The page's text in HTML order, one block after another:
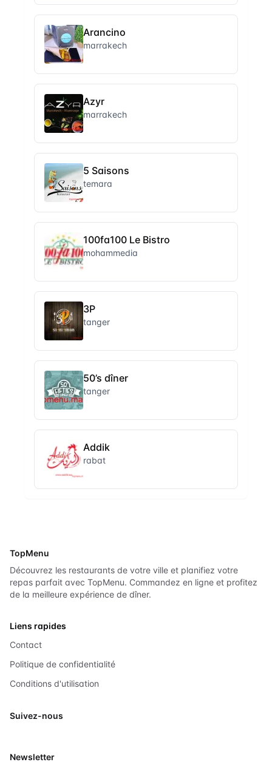
Arancino
marrakech
Azyr
marrakech
5 Saisons
temara
100fa100 Le Bistro
mohammedia
3P
tanger
50’s dîner
tanger
Addik
rabat
TopMenu
Découvrez les restaurants de votre ville et planifiez votre
repas parfait avec TopMenu. Commandez en ligne et profitez
de la meilleure expérience de dîner.
Liens rapides
Contact
Politique de confidentialité
Conditions d'utilisation
Suivez-nous
Newsletter